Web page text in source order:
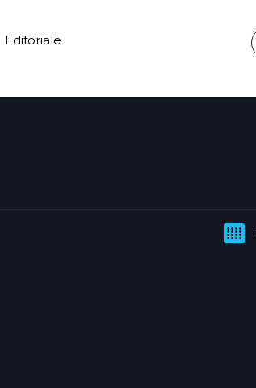
Editoriale